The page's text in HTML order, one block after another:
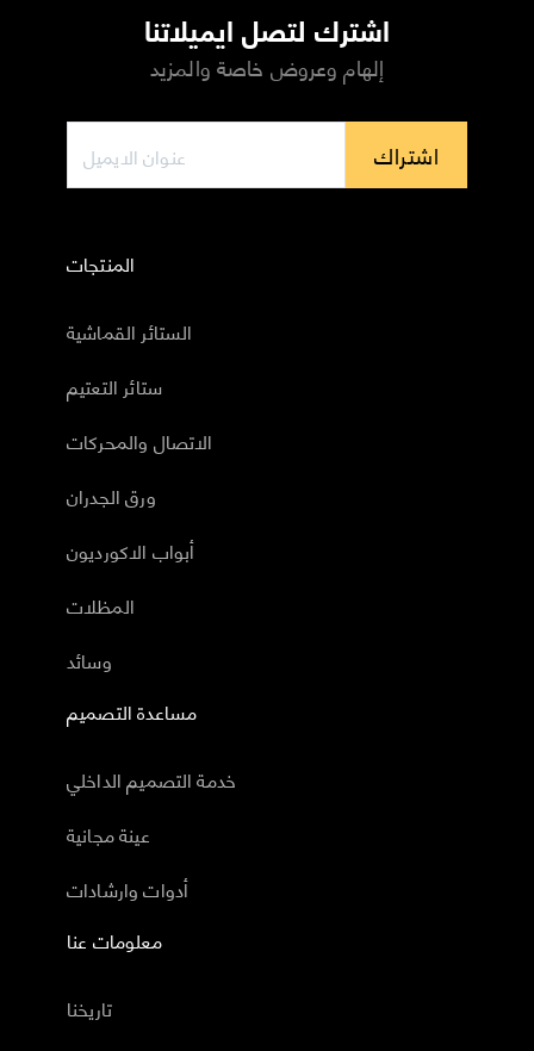
اشترك لتصل ايميلاتنا
إلهام وعروض خاصة والمزيد
اشتراك
المنتجات
الستائر القماشية
ستائر التعتيم
الاتصال والمحركات
ورق الجدران
أبواب الاكورديون
المظلات
وسائد
مساعدة التصميم
خدمة التصميم الداخلي
عينة مجانية
أدوات وارشادات
معلومات عنا
تاريخنا